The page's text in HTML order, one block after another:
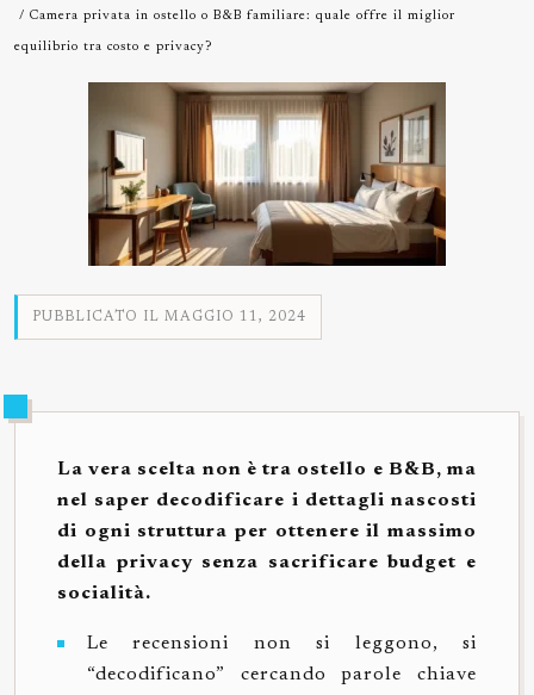
/ Camera privata in ostello o B&B familiare: quale offre il miglior
equilibrio tra costo e privacy?
PUBBLICATO IL MAGGIO 11, 2024
La vera scelta non è tra ostello e B&B, ma
nel saper decodificare i dettagli nascosti
di ogni struttura per ottenere il massimo
della privacy senza sacrificare budget e
socialità.
Le recensioni non si leggono, si
“decodificano” cercando parole chiave